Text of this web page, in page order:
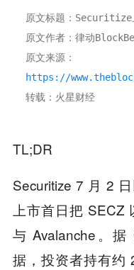
原文标题：Securitize
原文作者：律动
原文来源：
https://
转载：火星财经
TL;DR
Securitize 7 月 2
上市首日把
与 Avalanche。据
据，投资者持有约